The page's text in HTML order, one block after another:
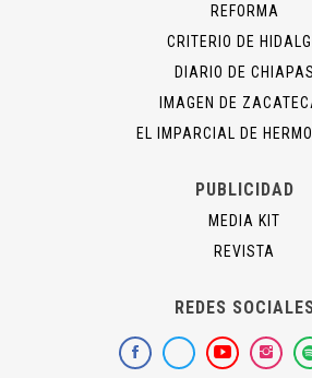
REFORMA
CRITERIO DE
DIARIO DE CHIAPAS
IMAGEN DE
EL IMPARCIAL DE
PUBLICIDAD
MEDIA KIT
REVISTA
REDES